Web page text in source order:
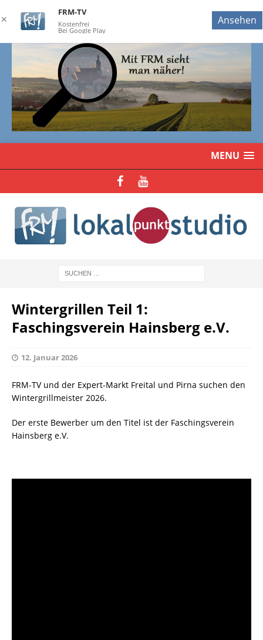
MENU
Wintergrillen Teil 1:
Faschingsverein Hainsberg e.V.
12. Januar 2026
FRM-TV und der Expert-Markt Freital und Pirna suchen den
Wintergrillmeister 2026.
Der erste Bewerber um den Titel ist der Faschingsverein
Hainsberg e.V.
✕
FRM-TV
Kostenfrei
Bei Google Play
Ansehen